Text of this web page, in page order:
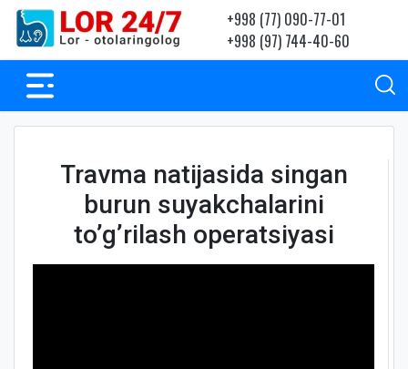
+998 (77) 090-77-01
+998 (97) 744-40-60
Travma natijasida singan
burun suyakchalarini
to’g’rilash operatsiyasi